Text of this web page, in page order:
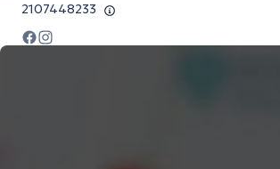
2107448233